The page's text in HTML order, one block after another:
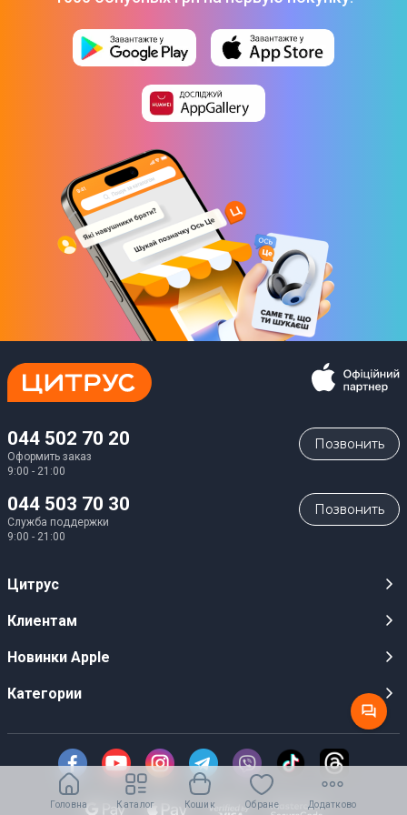
044 502 70 20
Оформить заказ
9:00 - 21:00
Позвонить
044 503 70 30
Служба поддержки
9:00 - 21:00
Позвонить
Цитрус
Карьера
Оптовым клиентам
О Компании
Клиентам
Публичные оферты
Инструкции и прошивки
Доставка
Новинки Apple
iPhone 17
iPhone Air
AirPods Pro 3
Категории
Техника Apple
Смартфоны
Техника для кухни
Головна Каталог Кошик Обране Додатково